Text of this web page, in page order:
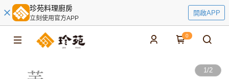
珍苑料理廚房
立刻使用官方APP
開啟APP
0
1/2